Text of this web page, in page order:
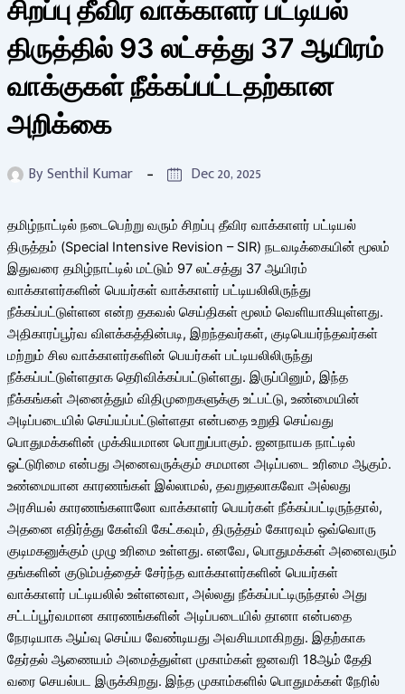
சிறப்பு தீவிர வாக்காளர் பட்டியல்
திருத்தில் 93 லட்சத்து 37 ஆயிரம்
வாக்குகள் நீக்கப்பட்டதற்கான
அறிக்கை
BySenthil Kumar Dec 20, 2025
தமிழ்நாட்டில் நடைபெற்று வரும் சிறப்பு தீவிர வாக்காளர் பட்டியல்
திருத்தம் (Special Intensive Revision – SIR) நடவடிக்கையின் மூலம்
இதுவரை தமிழ்நாட்டில் மட்டும் 97 லட்சத்து 37 ஆயிரம்
வாக்காளர்களின் பெயர்கள் வாக்காளர் பட்டியலிலிருந்து
நீக்கப்பட்டுள்ளன என்ற தகவல் செய்திகள் மூலம் வெளியாகியுள்ளது.
அதிகாரப்பூர்வ விளக்கத்தின்படி, இறந்தவர்கள், குடிபெயர்ந்தவர்கள்
மற்றும் சில வாக்காளர்களின் பெயர்கள் பட்டியலிலிருந்து
நீக்கப்பட்டுள்ளதாக தெரிவிக்கப்பட்டுள்ளது. இருப்பினும், இந்த
நீக்கங்கள் அனைத்தும் விதிமுறைகளுக்கு உட்பட்டு, உண்மையின்
அடிப்படையில் செய்யப்பட்டுள்ளதா என்பதை உறுதி செய்வது
பொதுமக்களின் முக்கியமான பொறுப்பாகும். ஜனநாயக நாட்டில்
ஓட்டுரிமை என்பது அனைவருக்கும் சமமான அடிப்படை உரிமை ஆகும்.
உண்மையான காரணங்கள் இல்லாமல், தவறுதலாகவோ அல்லது
அரசியல் காரணங்களாலோ வாக்காளர் பெயர்கள் நீக்கப்பட்டிருந்தால்,
அதனை எதிர்த்து கேள்வி கேட்கவும், திருத்தம் கோரவும் ஒவ்வொரு
குடிமகனுக்கும் முழு உரிமை உள்ளது. எனவே, பொதுமக்கள் அனைவரும்
தங்களின் குடும்பத்தைச் சேர்ந்த வாக்காளர்களின் பெயர்கள்
வாக்காளர் பட்டியலில் உள்ளனவா, அல்லது நீக்கப்பட்டிருந்தால் அது
சட்டப்பூர்வமான காரணங்களின் அடிப்படையில் தானா என்பதை
நேரடியாக ஆய்வு செய்ய வேண்டியது அவசியமாகிறது. இதற்காக
தேர்தல் ஆணையம் அமைத்துள்ள முகாம்கள் ஜனவரி 18ஆம் தேதி
வரை செயல்பட இருக்கிறது. இந்த முகாம்களில் பொதுமக்கள் நேரில்